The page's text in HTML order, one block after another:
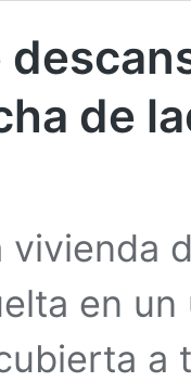
de
vivienda
en
a